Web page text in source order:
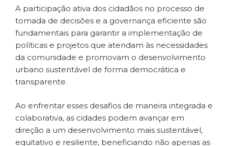
A participação ativa dos cidadãos no processo de
tomada de decisões e a governança eficiente são
fundamentais para garantir a implementação de
políticas e projetos que atendam às necessidades
da comunidade e promovam o desenvolvimento
urbano sustentável de forma democrática e
transparente.
Ao enfrentar esses desafios de maneira integrada e
colaborativa, as cidades podem avançar em
direção a um desenvolvimento mais sustentável,
equitativo e resiliente, beneficiando não apenas as